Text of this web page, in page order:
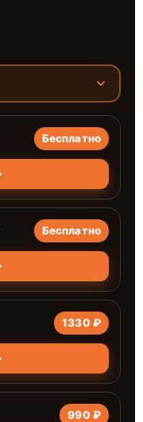
Бесплатно
Бесплатно
1330 ₽
990 ₽